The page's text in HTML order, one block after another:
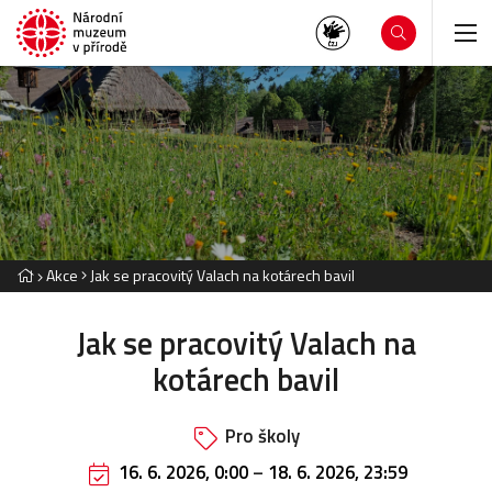
Akce Jak se pracovitý Valach na kotárech bavil
Jak se pracovitý Valach na
kotárech bavil
Pro školy
16. 6. 2026, 0:00– 18. 6. 2026, 23:59